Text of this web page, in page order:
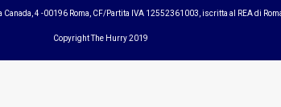
Canada, 4 -00196 Roma, CF/Partita IVA 12552361003, iscritta al REA di
Copyright The Hurry 2019